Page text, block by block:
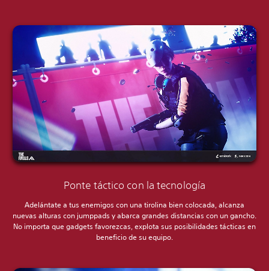
Ponte táctico con la tecnología
Adelántate a tus enemigos con una tirolina bien colocada, alcanza
nuevas alturas con jumppads y abarca grandes distancias con un gancho.
No importa que gadgets favorezcas, explota sus posibilidades tácticas en
beneficio de su equipo.